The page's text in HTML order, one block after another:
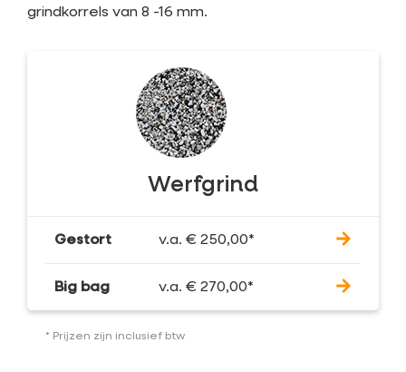
grindkorrels van 8 -16 mm.
Werfgrind
Gestort v.a. € 250,00*
Big bag v.a. € 270,00*
* Prijzen zijn inclusief btw